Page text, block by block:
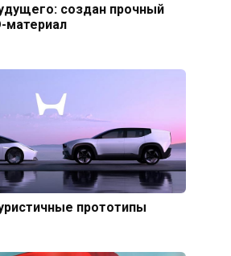
создан прочный
материал
прототипы